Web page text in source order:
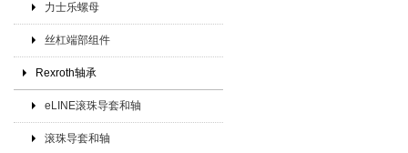
力士乐螺母
丝杠端部组件
Rexroth轴承
eLINE滚珠导套和轴
滚珠导套和轴